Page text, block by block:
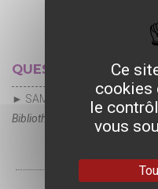
QUESTIONS
► SAMEDI 25 JUILLET
Bibliothèque de la Halle aux
Ce
cookies
le
vous